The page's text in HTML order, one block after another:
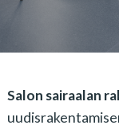
Salon sairaalan